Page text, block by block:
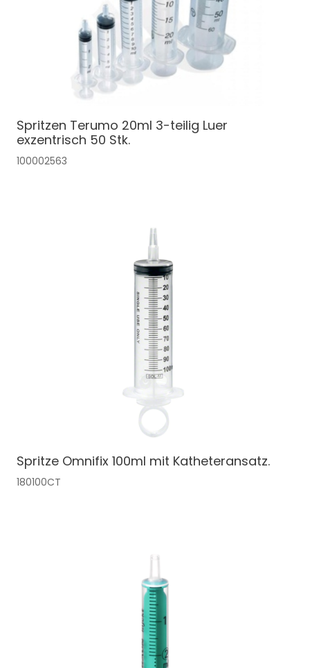
Spritzen Terumo 20ml 3-teilig Luer
exzentrisch 50 Stk.
100002563
Spritze Omnifix 100ml mit Katheteransatz.
180100CT